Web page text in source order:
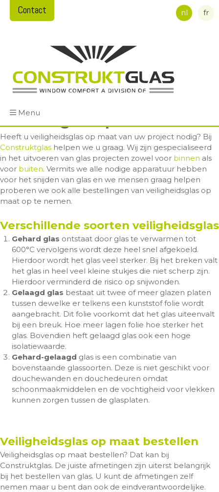
Contact nl fr
Menu
Dubbel glas op maat
Heeft u veiligheidsglas op maat van uw project nodig? Bij
Construktglas helpen we u graag. Wij zijn gespecialiseerd
in het uitvoeren van glas projecten zowel voor binnen als
voor buiten. Vermits we alle nodige apparatuur hebben
voor het snijden van glas en we mensen graag helpen
proberen we ook alle bestellingen van veiligheidsglas op
maat op te nemen.
Verschillende soorten veiligheidsglas
Gehard glas ontstaat door glas te verwarmen tot
600°C vervolgens wordt deze heel snel afgekoeld.
Hierdoor wordt het glas veel sterker. Bij het breken valt
het glas in heel veel kleine stukjes die niet scherp zijn.
Hierdoor verminderd de risico op snijwonden.
Gelaagd glas bestaat uit twee of meer glazen platen
tussen dewelke er telkens een kunststof folie wordt
aangebracht. Dit folie voorkomt dat het glas uiteenvalt
bij een breuk. Hoe meer lagen folie hoe sterker het
glas. Bovendien heft gelaagd glas ook een hoge
isolatiewaarde.
Gehard-gelaagd glas is een combinatie van
bovenstaande glassoorten. Deze is niet geschikt voor
douchewanden en douchedeuren omdat
schoonmaakmiddelen en de vochtigheid voor vlekken
kunnen zorgen tussen de glasplaten.
Veiligheidsglas op maat bestellen
Veiligheidsglas op maat bestellen? Dat kan bij
Construktglas. De juiste afmetingen zijn uiterst belangrijk
bij het bestellen van glas. U kunt de afmetingen zelf
nemen maar u bent dan ook de eindverantwoordelijke.